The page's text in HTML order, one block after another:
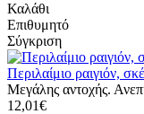
Καλάθι
Επιθυμητό
Σύγκριση
Περιλαίμιο ραιγιόν,
Mεγάλης αντοχής.
12,01€